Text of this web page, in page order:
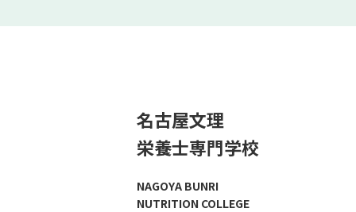
名古屋文理
栄養士専門学校
NAGOYA BUNRI
NUTRITION COLLEGE